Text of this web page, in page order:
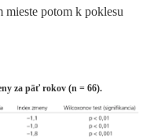
potom k poklesu
za päť rokov (n = 66).